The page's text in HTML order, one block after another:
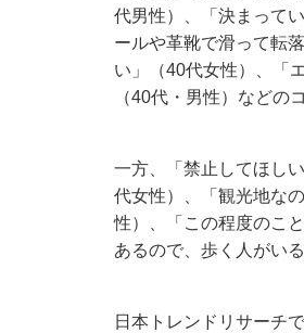
代男性）、「決まって
ールや革靴で滑って転
い」（40代女性）、「
（40代・男性）などの
一方、「禁止してほし
代女性）、「観光地な
性）、「この程度のこ
あるので、歩く人がい
日本トレンドリサーチ